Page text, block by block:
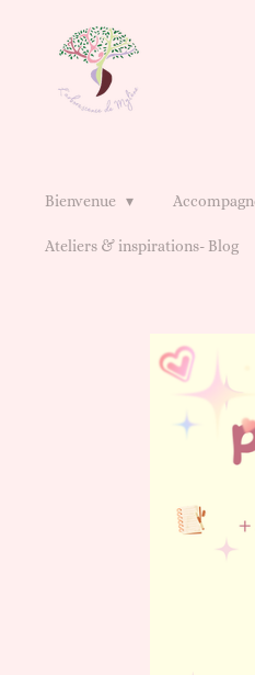
contenu
Bienvenue
Ateliers & inspirations- Blog